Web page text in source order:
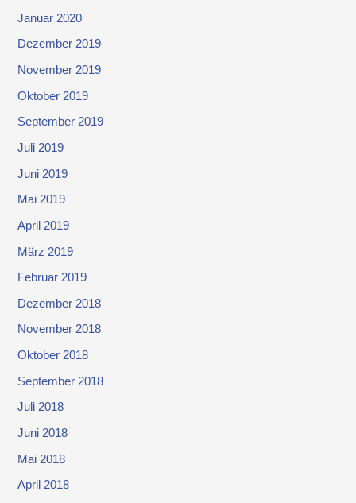
Januar 2020
Dezember 2019
November 2019
Oktober 2019
September 2019
Juli 2019
Juni 2019
Mai 2019
April 2019
März 2019
Februar 2019
Dezember 2018
November 2018
Oktober 2018
September 2018
Juli 2018
Juni 2018
Mai 2018
April 2018